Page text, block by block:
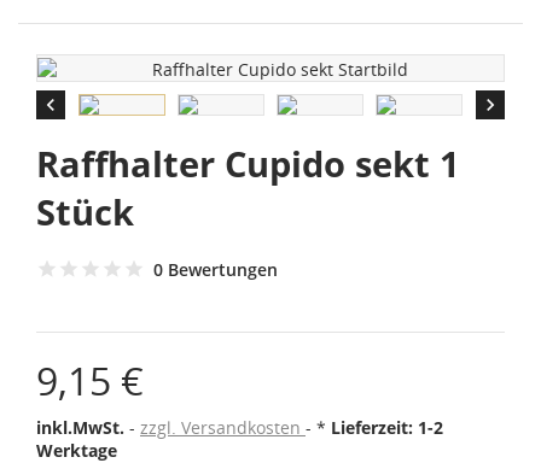
 
Raffhalter Cupido sekt 1
Stück
0 Bewertungen
9,15 €
inkl.MwSt. zzgl. Versandkosten * Lieferzeit: 1-2
Werktage